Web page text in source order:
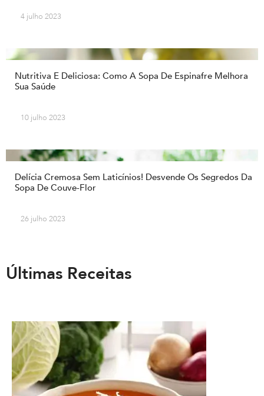
4 julho 2023
Nutritiva E Deliciosa: Como A Sopa De Espinafre Melhora
Sua Saúde
10 julho 2023
Delícia Cremosa Sem Laticínios! Desvende Os Segredos Da
Sopa De Couve-Flor
26 julho 2023
Últimas Receitas